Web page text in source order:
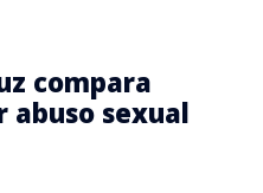
compara
abuso sexual